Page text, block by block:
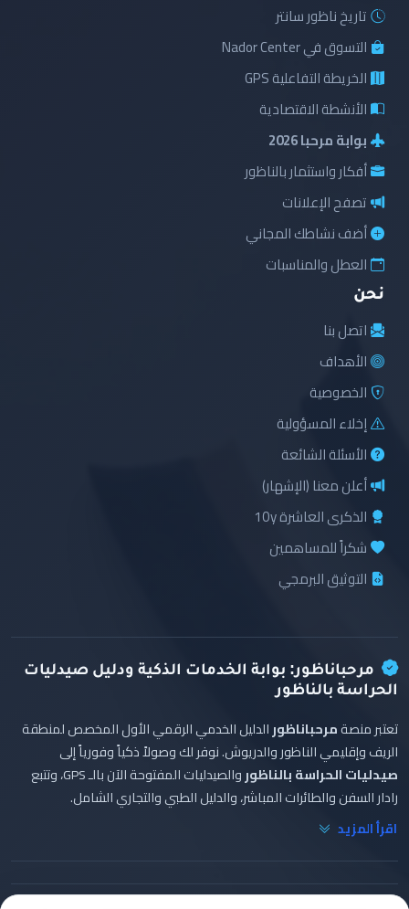
تاريخ ناظور سانتر
التسوق في Nador Center
الخريطة التفاعلية GPS
الأنشطة الاقتصادية
بوابة مرحبا 2026
أفكار واستثمار بالناظور
تصفح الإعلانات
أضف نشاطك المجاني
العطل والمناسبات
نحن
اتصل بنا
الأهداف
الخصوصية
إخلاء المسؤولية
الأسئلة الشائعة
أعلن معنا (الإشهار)
الذكرى العاشرة 10y
شكراً للمساهمين
التوثيق البرمجي
مرحباناظور: بوابة الخدمات الذكية ودليل صيدليات
الحراسة بالناظور
تعتبر منصةمرحباناظورالدليل الخدمي الرقمي الأول المخصص لمنطقة
الريف وإقليمي الناظور والدريوش. نوفر لك وصولاً ذكياً وفورياً إلى
صيدليات الحراسة بالناظور
والصيدليات المفتوحة الآن بالـ GPS، وتتبع
رادار السفن والطائرات المباشر، والدليل الطبي والتجاري الشامل.
اقرأ المزيد